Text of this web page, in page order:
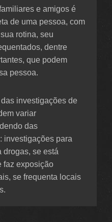
e amigos é
de uma pessoa, com
rotina, seu
dentre
que podem
pessoa.
investigações de
variar
das
investigações para
drogas, se está
faz exposição
se frequenta locais